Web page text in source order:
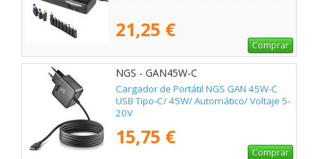
21,25 €
Comprar
NGS - GAN45W-C
Cargador de Portátil NGS GAN 45W-C
USB Tipo-C/ 45W/ Automático/ Voltaje 5-
20V
15,75 €
Comprar